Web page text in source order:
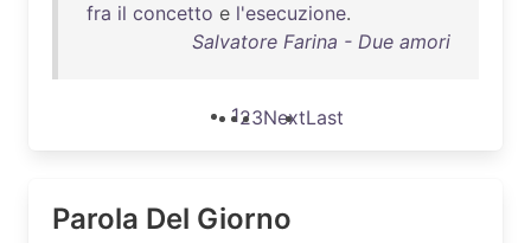
fra il concetto e l'esecuzione.
Salvatore Farina - Due amori
123NextLast
Parola Del Giorno